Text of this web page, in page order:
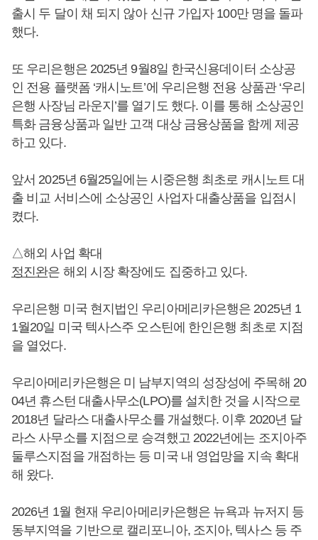
출시 두 달이 채 되지 않아 신규 가입자 100만 명을 돌파
했다.
또 우리은행은 2025년 9월8일 한국신용데이터 소상공
인 전용 플랫폼 ‘캐시노트’에 우리은행 전용 상품관 ‘우리
은행 사장님 라운지’를 열기도 했다. 이를 통해 소상공인
특화 금융상품과 일반 고객 대상 금융상품을 함께 제공
하고 있다.
앞서 2025년 6월25일에는 시중은행 최초로 캐시노트 대
출 비교 서비스에 소상공인 사업자 대출상품을 입점시
켰다.
△해외 사업 확대
정진완은 해외 시장 확장에도 집중하고 있다.
우리은행 미국 현지법인 우리아메리카은행은 2025년 1
1월20일 미국 텍사스주 오스틴에 한인은행 최초로 지점
을 열었다.
우리아메리카은행은 미 남부지역의 성장성에 주목해 20
04년 휴스턴 대출사무소(LPO)를 설치한 것을 시작으로
2018년 달라스 대출사무소를 개설했다. 이후 2020년 달
라스 사무소를 지점으로 승격했고 2022년에는 조지아주
둘루스지점을 개점하는 등 미국 내 영업망을 지속 확대
해 왔다.
2026년 1월 현재 우리아메리카은행은 뉴욕과 뉴저지 등
동부지역을 기반으로 캘리포니아, 조지아, 텍사스 등 주